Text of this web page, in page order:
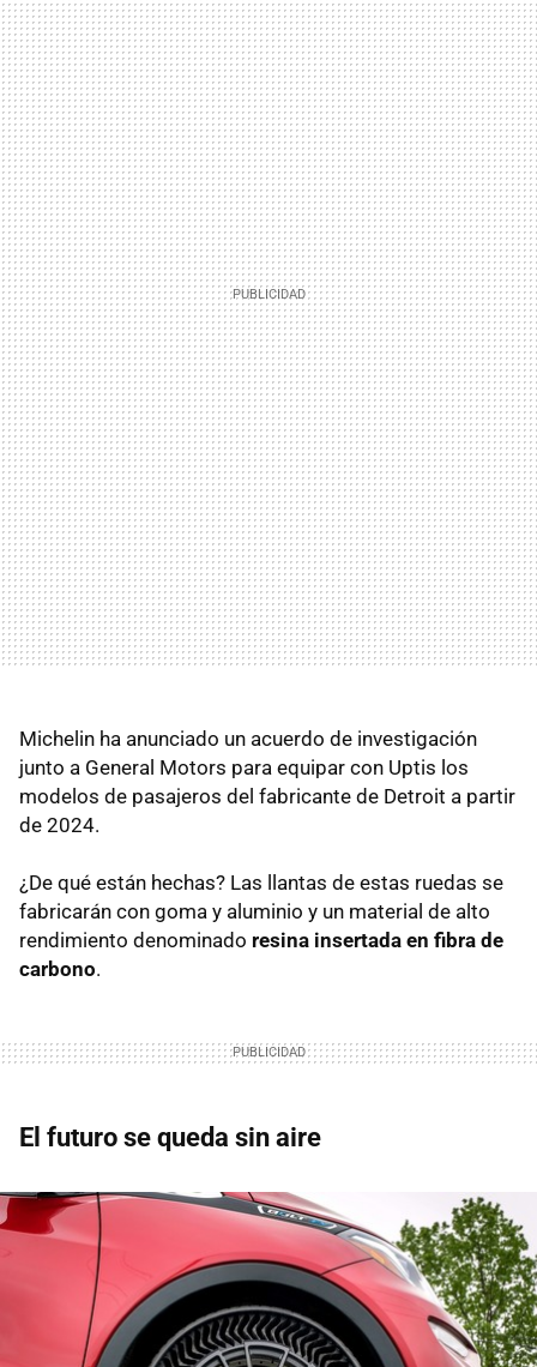
Michelin ha anunciado un acuerdo de investigación
junto a General Motors para equipar con Uptis los
modelos de pasajeros del fabricante de Detroit a partir
de 2024.
¿De qué están hechas? Las llantas de estas ruedas se
fabricarán con goma y aluminio y un material de alto
rendimiento denominado resina insertada en fibra de
carbono.
El futuro se queda sin aire